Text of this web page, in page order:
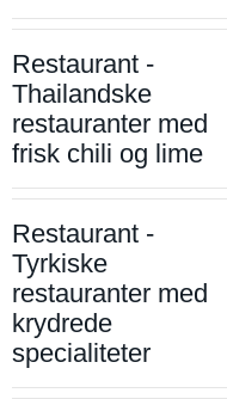
Restaurant -
Thailandske
restauranter med
frisk chili og lime
Restaurant -
Tyrkiske
restauranter med
krydrede
specialiteter